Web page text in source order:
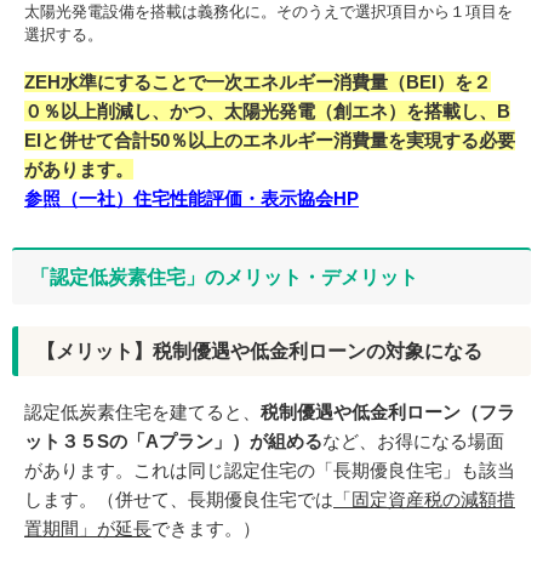
太陽光発電設備を搭載は義務化に。そのうえで選択項目から１項目を
選択する。
ZEH水準にすることで一次エネルギー消費量（BEI）を２
０％以上削減し、かつ、太陽光発電（創エネ）を搭載し、B
EIと併せて合計50％以上のエネルギー消費量を実現する必要
があります。
参照（一社）住宅性能評価・表示協会HP
「認定低炭素住宅」のメリット・デメリット
【メリット】税制優遇や低金利ローンの対象になる
認定低炭素住宅を建てると、 税制優遇や低金利ローン（フラ
ット３５Sの「Aプラン」）が組めるなど、お得になる場面
があります。これは同じ認定住宅の「長期優良住宅」も該当
します。（併せて、長期優良住宅では 「固定資産税の減額措
置期間」が延長できます。）